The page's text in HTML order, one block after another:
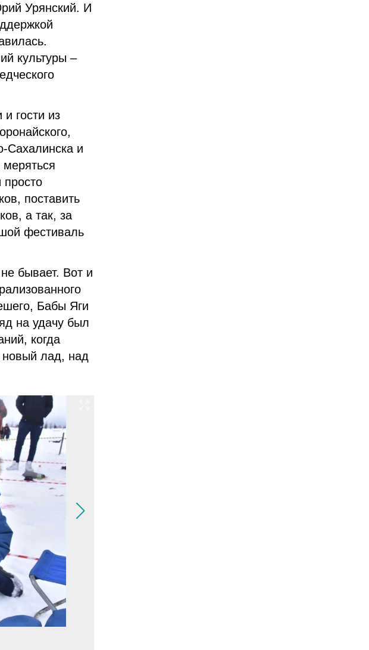
Урянский. И
культуры –
гости из
Сахалинска и
поставить
а так, за
фестиваль
бывает. Вот и
Бабы Яги
на удачу был
когда
новый лад, над